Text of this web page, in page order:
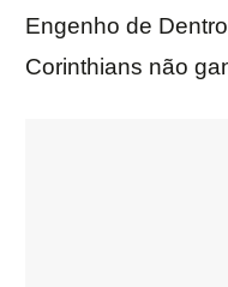
Engenho de
Corinthians não